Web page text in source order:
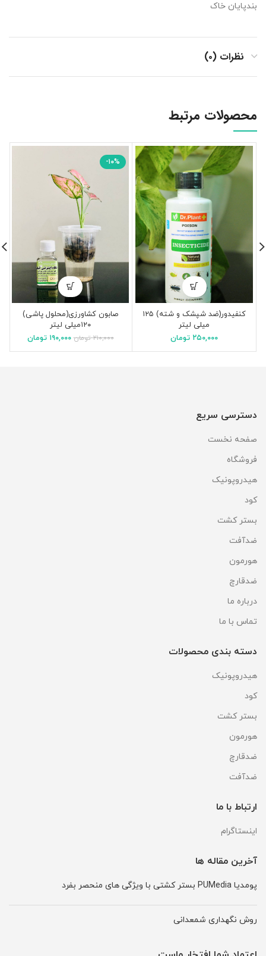
بندپایان خاک
نظرات (۰)
محصولات مرتبط
کنفیدور(ضد شپشک و شته) ۱۲۵
میلی لیتر
۲۵۰,۰۰۰ تومان
-۱۰%
صابون کشاورزی(محلول پاشی)
۱۲۰میلی لیتر
۲۱۰,۰۰۰ تومان ۱۹۰,۰۰۰ تومان
دسترسی سریع
صفحه نخست
فروشگاه
هیدروپونیک
کود
بستر کشت
ضدآفت
هورمون
ضدقارچ
درباره ما
تماس با ما
دسته بندی محصولات
هیدروپونیک
کود
بستر کشت
هورمون
ضدقارچ
ضدآفت
ارتباط با ما
اینستاگرام
آخرین مقاله ها
پومدیا PUMedia بستر کشتی با ویژگی های منحصر بفرد
روش نگهداری شمعدانی